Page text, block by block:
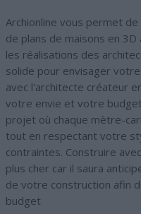
Archionline vous permet
de plans de maisons en
les réalisations des
solide pour envisager
avec l'architecte créateur
votre envie et votre
projet où chaque mètre-
tout en respectant votre
contraintes. Construire
plus cher car il saura
de votre construction afin
budget